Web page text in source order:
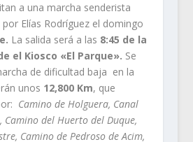
a una marcha senderista
Elías Rodríguez el domingo
La salida será a las 8:45 de la
el Kiosco «El Parque». Se
de dificultad baja en la
unos 12,800 Km, que
Camino de Holguera, Canal
Camino del Huerto del Duque,
Camino de Pedroso de Acim,